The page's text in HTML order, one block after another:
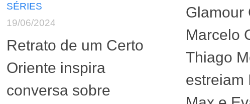
SÉRIES
19/06/2024
Retrato de um Certo
Oriente inspira
conversa sobre
Glamour
Marcelo
Thiago
estreiam